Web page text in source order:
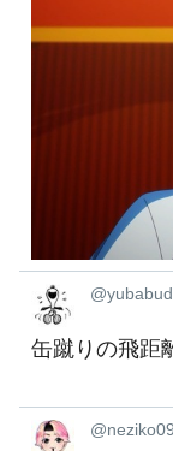
缶蹴りの飛距